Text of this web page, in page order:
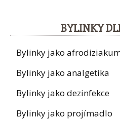
BYLINKY
Bylinky jako
Bylinky jako analgetika
Bylinky jako dezinfekce
Bylinky jako projímadlo